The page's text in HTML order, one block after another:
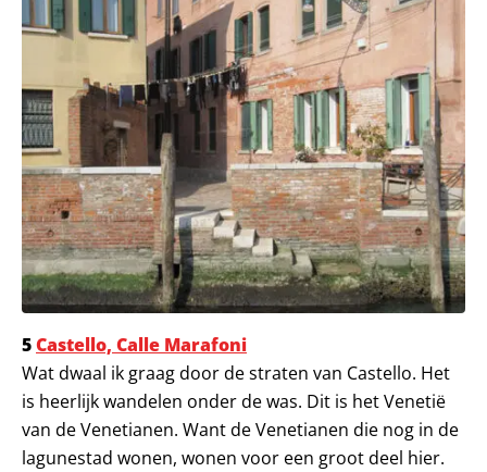
5Castello, Calle Marafoni
Wat dwaal ik graag door de straten van Castello. Het
is heerlijk wandelen onder de was. Dit is het Venetië
van de Venetianen. Want de Venetianen die nog in de
lagunestad wonen, wonen voor een groot deel hier.